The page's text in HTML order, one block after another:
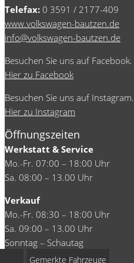
Telefax: 0 3591 / 2177-409
www.volkswagen-bautzen.de
info@volkswagen-bautzen.de
Besuchen Sie uns auf Facebook.
Hier zu Facebook
Besuchen Sie uns auf Instagram.
Hier zu Instagram
Öffnungszeiten
Werkstatt & Service
Mo.-Fr. 07:00 – 18:00 Uhr
Sa. 08:00 – 13.00 Uhr
Verkauf
Mo.-Fr. 08:30 – 18:00 Uhr
Sa. 09:00 – 13.00 Uhr
Sonntag – Schautag
Gemerkte Fahrzeuge